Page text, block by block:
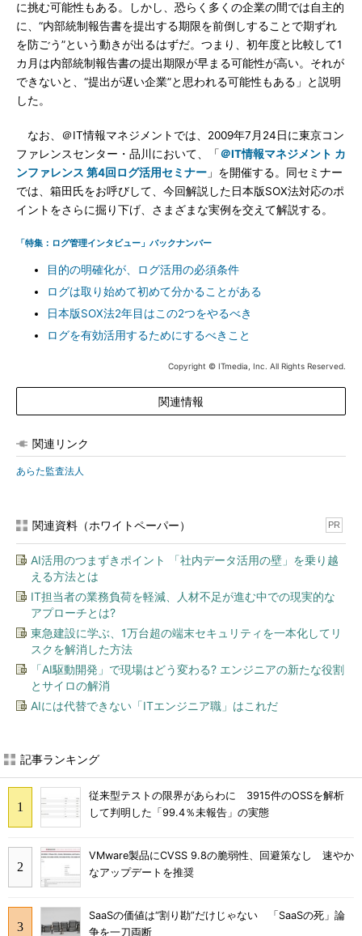
に挑む可能性もある。しかし、恐らく多くの企業の間では自主的
に、“内部統制報告書を提出する期限を前倒しすることで期ずれ
を防ごう”という動きが出るはずだ。つまり、初年度と比較して1
カ月は内部統制報告書の提出期限が早まる可能性が高い。それが
できないと、“提出が遅い企業”と思われる可能性もある」と説明
した。
なお、＠IT情報マネジメントでは、2009年7月24日に東京コン
ファレンスセンター・品川において、「＠IT情報マネジメント カ
ンファレンス 第4回ログ活用セミナー 」を開催する。同セミナー
では、箱田氏をお呼びして、今回解説した日本版SOX法対応のポ
イントをさらに掘り下げ、さまざまな実例を交えて解説する。
「特集：ログ管理インタビュー」バックナンバー
目的の明確化が、ログ活用の必須条件
ログは取り始めて初めて分かることがある
日本版SOX法2年目はこの2つをやるべき
ログを有効活用するためにするべきこと
Copyright © ITmedia, Inc. All Rights Reserved.
関連情報
関連リンク
あらた監査法人
関連資料（ホワイトペーパー） PR
AI活用のつまずきポイント 「社内データ活用の壁」を乗り越
える方法とは
IT担当者の業務負荷を軽減、人材不足が進む中での現実的な
アプローチとは?
東急建設に学ぶ、1万台超の端末セキュリティを一本化してリ
スクを解消した方法
「AI駆動開発」で現場はどう変わる? エンジニアの新たな役割
とサイロの解消
AIには代替できない「ITエンジニア職」はこれだ
記事ランキング
従来型テストの限界があらわに 3915件のOSSを解析
して判明した「99.4％未報告」の実態
VMware製品にCVSS 9.8の脆弱性、回避策なし 速やか
なアップデートを推奨
SaaSの価値は“割り勘”だけじゃない 「SaaSの死」論
争を一刀両断